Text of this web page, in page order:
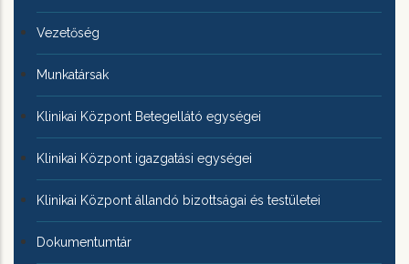
KÖZPONTRÓL
Vezetőség
Munkatársak
Klinikai Központ Betegellátó egységei
Klinikai Központ igazgatási egységei
Klinikai Központ állandó bizottságai és testületei
Dokumentumtár